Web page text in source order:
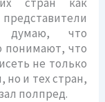
думаю, что
понимают, что
не только
но и тех стран,
полпред.